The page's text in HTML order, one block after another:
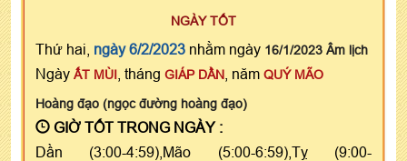
NGÀY TỐT
Thứ hai, ngày 6/2/2023 nhằm ngày 16/1/2023 Âm lịch
Ngày ẤT MÙI , tháng GIÁP DẦN , năm QUÝ MÃO
Hoàng đạo (ngọc đường hoàng đạo)
GIỜ TỐT TRONG NGÀY :
Dần (3:00-4:59),Mão (5:00-6:59),Tỵ (9:00-